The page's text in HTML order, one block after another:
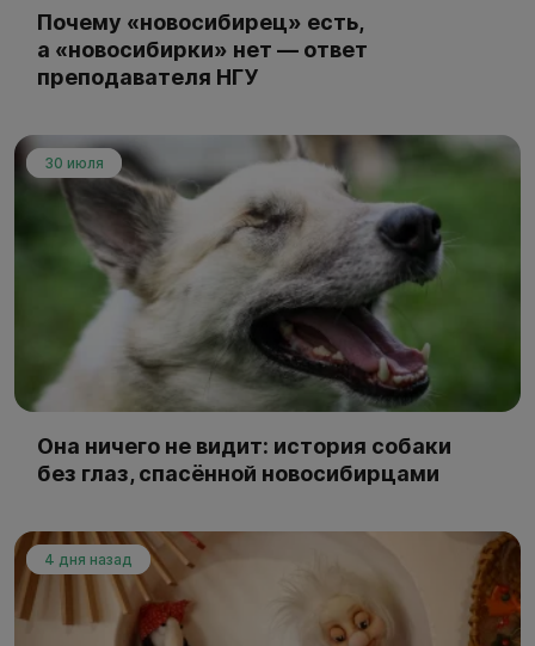
Почему «новосибирец» есть,
а «новосибирки» нет — ответ
преподавателя НГУ
30 июля
Она ничего не видит: история собаки
без глаз, спасённой новосибирцами
4 дня назад